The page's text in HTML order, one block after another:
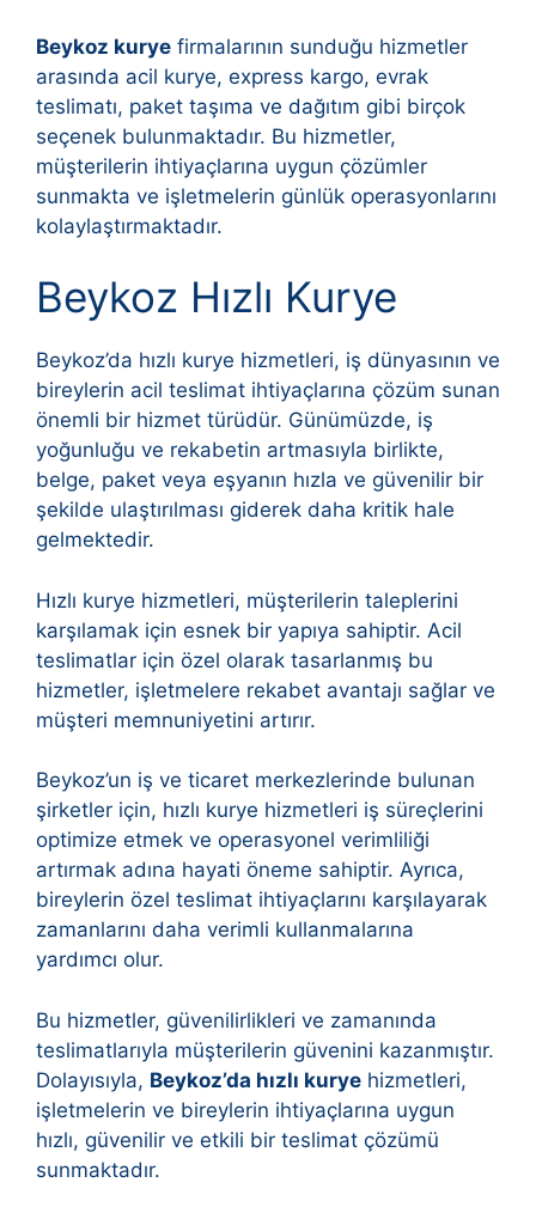
Beykoz kurye firmalarının sunduğu hizmetler
arasında acil kurye, express kargo, evrak
teslimatı, paket taşıma ve dağıtım gibi birçok
seçenek bulunmaktadır. Bu hizmetler,
müşterilerin ihtiyaçlarına uygun çözümler
sunmakta ve işletmelerin günlük operasyonlarını
kolaylaştırmaktadır.
Beykoz Hızlı Kurye
Beykoz’da hızlı kurye hizmetleri, iş dünyasının ve
bireylerin acil teslimat ihtiyaçlarına çözüm sunan
önemli bir hizmet türüdür. Günümüzde, iş
yoğunluğu ve rekabetin artmasıyla birlikte,
belge, paket veya eşyanın hızla ve güvenilir bir
şekilde ulaştırılması giderek daha kritik hale
gelmektedir.
Hızlı kurye hizmetleri, müşterilerin taleplerini
karşılamak için esnek bir yapıya sahiptir. Acil
teslimatlar için özel olarak tasarlanmış bu
hizmetler, işletmelere rekabet avantajı sağlar ve
müşteri memnuniyetini artırır.
Beykoz’un iş ve ticaret merkezlerinde bulunan
şirketler için, hızlı kurye hizmetleri iş süreçlerini
optimize etmek ve operasyonel verimliliği
artırmak adına hayati öneme sahiptir. Ayrıca,
bireylerin özel teslimat ihtiyaçlarını karşılayarak
zamanlarını daha verimli kullanmalarına
yardımcı olur.
Bu hizmetler, güvenilirlikleri ve zamanında
teslimatlarıyla müşterilerin güvenini kazanmıştır.
Dolayısıyla, Beykoz’da hızlı kurye hizmetleri,
işletmelerin ve bireylerin ihtiyaçlarına uygun
hızlı, güvenilir ve etkili bir teslimat çözümü
sunmaktadır.